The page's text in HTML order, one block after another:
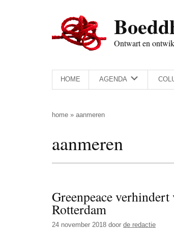
Ontwart en
HOME AGENDA
home » aanmeren
aanmeren
Greenpeace
Rotterdam
24 november 2018 door de redactie